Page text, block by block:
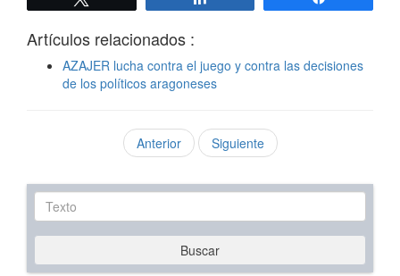
Artículos relacionados :
AZAJER lucha contra el juego y contra las decisiones
de los políticos aragoneses
Anterior Siguiente
Texto
Buscar